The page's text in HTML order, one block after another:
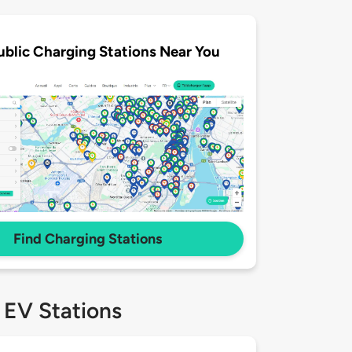
Charging Stations Near You
Find Charging Stations
Stations